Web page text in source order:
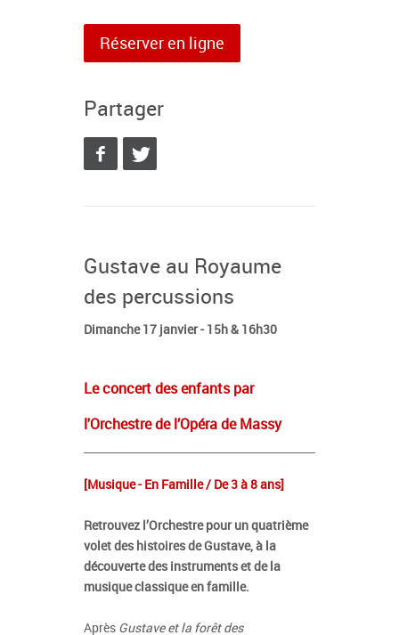
Réserver en ligne
Partager
Gustave au Royaume
des percussions
Dimanche 17 janvier - 15h & 16h30
Le concert des enfants par
l'Orchestre de l’Opéra de Massy
[Musique - En Famille / De 3 à 8 ans]
Retrouvez l’Orchestre pour un quatrième
volet des histoires de Gustave, à la
découverte des instruments et de la
musique classique en famille.
Après Gustave et la forêt des